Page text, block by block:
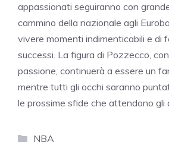
appassionati seguiranno con
cammino della nazionale agli
vivere momenti indimenticabili e di
successi. La figura di Pozzecco,
passione, continuerà a essere un
mentre tutti gli occhi saranno
le prossime sfide che attendono gli
Categorie
NBA